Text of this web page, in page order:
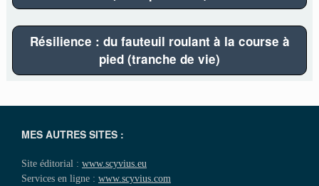
Résilience : du fauteuil roulant à la course à
pied (tranche de vie)
MES AUTRES SITES :
Site éditorial : www.scyvius.eu
Services en ligne : www.scyvius.com